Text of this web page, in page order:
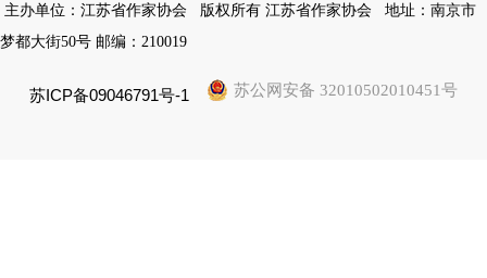
主办单位：江苏省作家协会 版权所有 江苏省作家协会
地址：南京市
梦都大街50号 邮编：210019
苏ICP备09046791号-1 苏公网安备 32010502010451号